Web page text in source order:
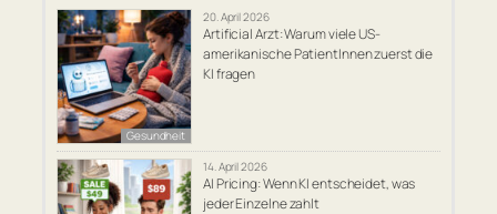
Gesundheit
20. April 2026
Artificial Arzt: Warum viele US-
amerikanische PatientInnen zuerst die
KI fragen
14. April 2026
AI Pricing: Wenn KI entscheidet, was
jeder Einzelne zahlt